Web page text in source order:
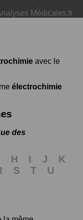
Médicales.fr
avec le
électrochimie
des
H I J
K
S T
U